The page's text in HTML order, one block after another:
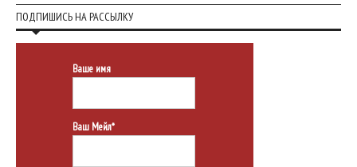
ПОДПИШИСЬ НА РАССЫЛКУ
Ваше имя
Ваш Мейл*